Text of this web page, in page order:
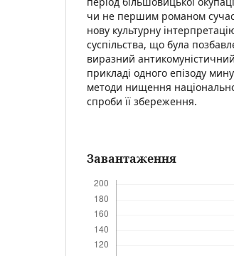
чи не першим романом
нову культурну
суспільства, що була
виразний
прикладі одного епізоду
методи нищення
спроби її збереження.
Завантаження